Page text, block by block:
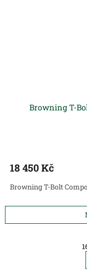
Browning T-
18 450 Kč
Browning T-Bolt